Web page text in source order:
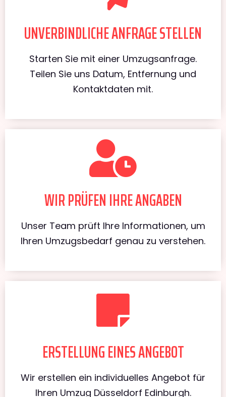
UNVERBINDLICHE ANFRAGE STELLEN
Starten Sie mit einer Umzugsanfrage.
Teilen Sie uns Datum, Entfernung und
Kontaktdaten mit.
WIR PRÜFEN IHRE ANGABEN
Unser Team prüft Ihre Informationen, um
Ihren Umzugsbedarf genau zu verstehen.
ERSTELLUNG EINES ANGEBOT
Wir erstellen ein individuelles Angebot für
Ihren Umzug Düsseldorf Edinburgh.